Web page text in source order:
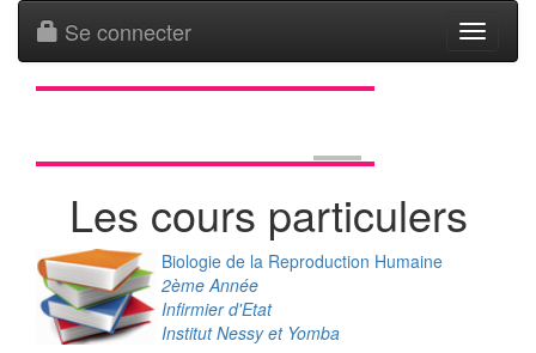
Toggle
Se connecter
Les cours particulers
Biologie de la Reproduction Humaine
2ème Année
Infirmier d'Etat
Institut Nessy et Yomba